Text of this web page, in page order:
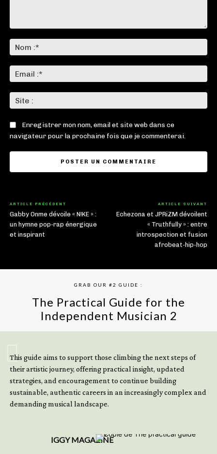
:*
:*
:
Enregistrer mon nom, email et site web dans ce
navigateur pour la prochaine fois que je commenterai.
ARTICLE PRÉCÉDENT
Gabby Onme dévoile « N!KE » :
un hymne pop-rap énergique
et inspirant
ARTICLE SUIVANT
Echezona et JPRiZM dévoilent
« Truthfully » : entre
introspection et fusion
afrobeat-hip-hop
GRAB OUR #2 GUIDE :
The Practical Guide for the
Independent Musician 2
This guide aims to support those climbing the next steps of
their artistic journey, offering practical insight, updated
strategies, and encouragement to continue building
sustainable, authentic careers in an increasingly complex and
demanding musical landscape.
IGGY MAGAZINE